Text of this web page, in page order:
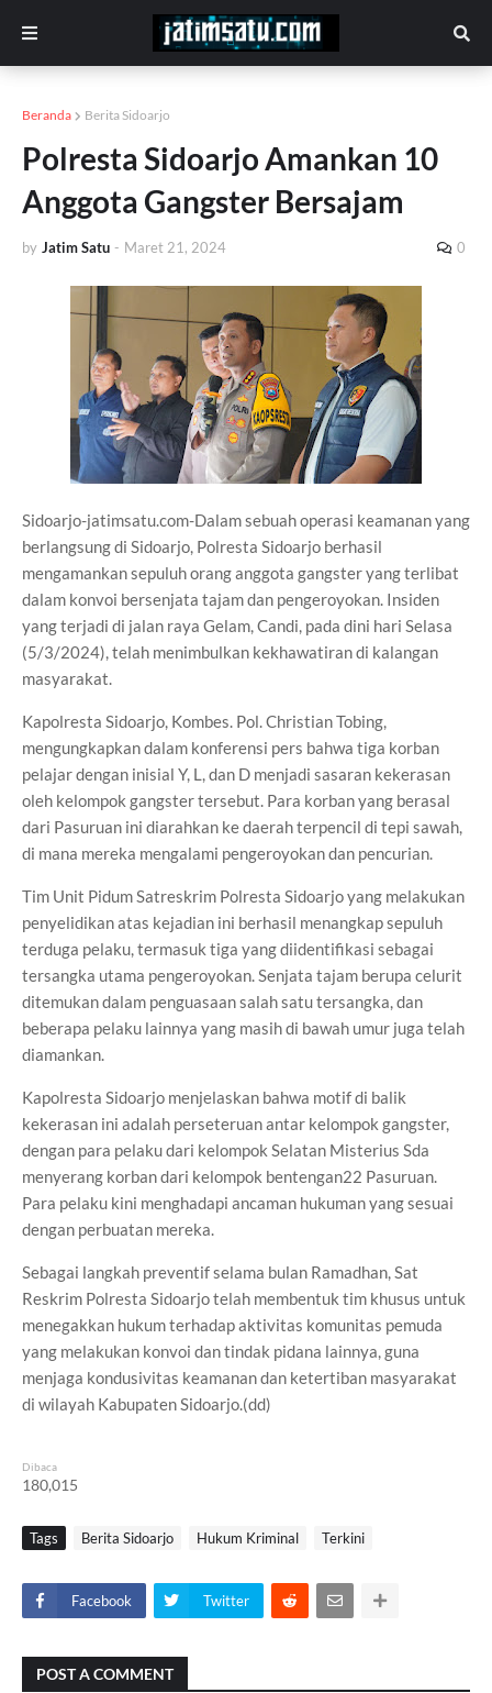
Beranda Berita Sidoarjo
Polresta Sidoarjo Amankan 10
Anggota Gangster Bersajam
by Jatim Satu - Maret 21, 2024 0
Sidoarjo-jatimsatu.com-Dalam sebuah operasi keamanan yang
berlangsung di Sidoarjo, Polresta Sidoarjo berhasil
mengamankan sepuluh orang anggota gangster yang terlibat
dalam konvoi bersenjata tajam dan pengeroyokan. Insiden
yang terjadi di jalan raya Gelam, Candi, pada dini hari Selasa
(5/3/2024), telah menimbulkan kekhawatiran di kalangan
masyarakat.
Kapolresta Sidoarjo, Kombes. Pol. Christian Tobing,
mengungkapkan dalam konferensi pers bahwa tiga korban
pelajar dengan inisial Y, L, dan D menjadi sasaran kekerasan
oleh kelompok gangster tersebut. Para korban yang berasal
dari Pasuruan ini diarahkan ke daerah terpencil di tepi sawah,
di mana mereka mengalami pengeroyokan dan pencurian.
Tim Unit Pidum Satreskrim Polresta Sidoarjo yang melakukan
penyelidikan atas kejadian ini berhasil menangkap sepuluh
terduga pelaku, termasuk tiga yang diidentifikasi sebagai
tersangka utama pengeroyokan. Senjata tajam berupa celurit
ditemukan dalam penguasaan salah satu tersangka, dan
beberapa pelaku lainnya yang masih di bawah umur juga telah
diamankan.
Kapolresta Sidoarjo menjelaskan bahwa motif di balik
kekerasan ini adalah perseteruan antar kelompok gangster,
dengan para pelaku dari kelompok Selatan Misterius Sda
menyerang korban dari kelompok bentengan22 Pasuruan.
Para pelaku kini menghadapi ancaman hukuman yang sesuai
dengan perbuatan mereka.
Sebagai langkah preventif selama bulan Ramadhan, Sat
Reskrim Polresta Sidoarjo telah membentuk tim khusus untuk
menegakkan hukum terhadap aktivitas komunitas pemuda
yang melakukan konvoi dan tindak pidana lainnya, guna
menjaga kondusivitas keamanan dan ketertiban masyarakat
di wilayah Kabupaten Sidoarjo.(dd)
Dibaca
180,015
Tags Berita Sidoarjo Hukum Kriminal Terkini
Facebook Twitter
POST A COMMENT